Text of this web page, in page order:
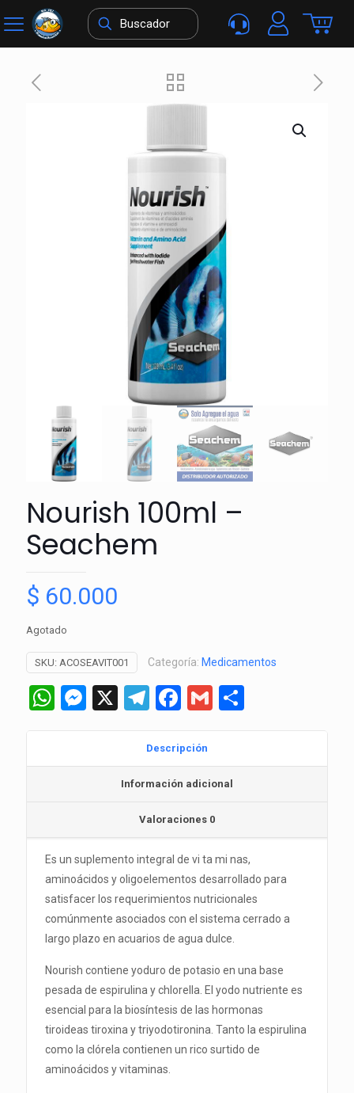
Nourish 100ml –
Seachem
$ 60.000
Agotado
SKU: ACOSEAVIT001 Categoría: Medicamentos
WhatsApp
Messenger
X Telegram
Facebook
Gmail
Descripción
Información adicional
Valoraciones 0
Es un suplemento integral de vi ta mi nas,
aminoácidos y oligoelementos desarrollado para
satisfacer los requerimientos nutricionales
comúnmente asociados con el sistema cerrado a
largo plazo en acuarios de agua dulce.
Nourish contiene yoduro de potasio en una base
pesada de espirulina y chlorella. El yodo nutriente es
esencial para la biosíntesis de las hormonas
tiroideas tiroxina y triyodotironina. Tanto la espirulina
como la clórela contienen un rico surtido de
aminoácidos y vitaminas.